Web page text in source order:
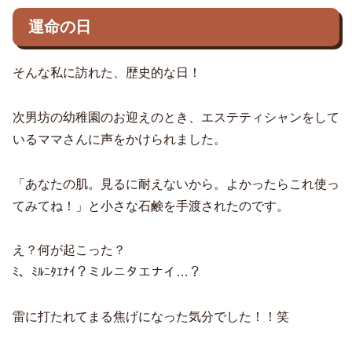
運命の日
そんな私に訪れた、歴史的な日！
次男坊の幼稚園のお迎えのとき、エステティシャンをして
いるママさんに声をかけられました。
「あなたの肌。見るに耐えないから。よかったらこれ使っ
てみてね！」と小さな石鹸を手渡されたのです。
え？何が起こった？
ﾐ、ﾐﾙﾆﾀｴﾅｲ？ミルニタエナイ…？
雷に打たれてまる焦げになった気分でした！！笑